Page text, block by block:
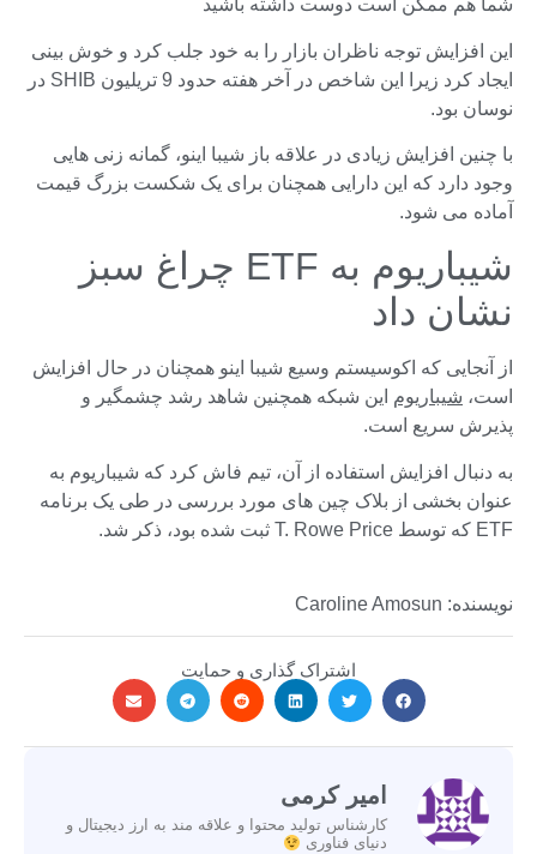
شما هم ممکن است دوست داشته باشید
این افزایش توجه ناظران بازار را به خود جلب کرد و خوش بینی
ایجاد کرد زیرا این شاخص در آخر هفته حدود 9 تریلیون SHIB در
نوسان بود.
با چنین افزایش زیادی در علاقه باز شیبا اینو، گمانه زنی هایی
وجود دارد که این دارایی همچنان برای یک شکست بزرگ قیمت
آماده می شود.
شیباریوم به ETF چراغ سبز
نشان داد
از آنجایی که اکوسیستم وسیع شیبا اینو همچنان در حال افزایش
است، شیباریوم این شبکه همچنین شاهد رشد چشمگیر و
پذیرش سریع است.
به دنبال افزایش استفاده از آن، تیم فاش کرد که شیباریوم به
عنوان بخشی از بلاک چین های مورد بررسی در طی یک برنامه
ETF که توسط T. Rowe Price ثبت شده بود، ذکر شد.
نویسنده: Caroline Amosun
اشتراک گذاری و حمایت
امیر کرمی
کارشناس تولید محتوا و علاقه مند به ارز دیجیتال و
دنیای فناوری